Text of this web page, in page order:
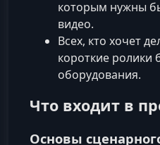
которым нужны
видео.
Всех, кто хочет
короткие ролики
оборудования.
Что входит в
Основы